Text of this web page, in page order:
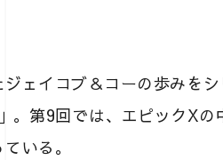
ェイコブ＆コーの歩みを
。第9回では、エピックXの
いる。